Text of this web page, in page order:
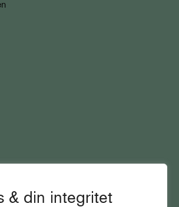
& din integritet
debatt om AI, politik